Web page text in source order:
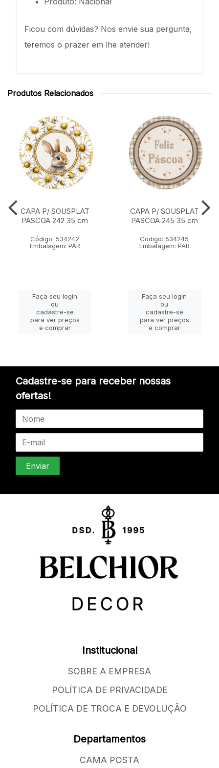
Ficou com dúvidas? Nos envie sua pergunta,
teremos o prazer em lhe atender!
Produtos Relacionados
CAPA P/ SOUSPLAT
PASCOA 242 35 cm
Código: 534242
Embalagem: PAR
Faça seu login
ou
cadastre-se
para ver preços
e comprar
CAPA P/ SOUSPLAT
PASCOA 245 35 cm
Código: 534245
Embalagem: PAR
Faça seu login
ou
cadastre-se
para ver preços
e comprar
Cadastre-se para receber nossas
ofertas!
Institucional
SOBRE A EMPRESA
POLÍTICA DE PRIVACIDADE
POLÍTICA DE TROCA E DEVOLUÇÃO
Departamentos
CAMA POSTA